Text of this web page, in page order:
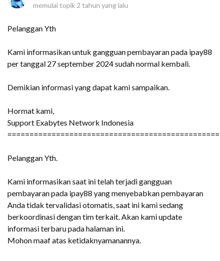
memulai topik 2 tahun yang lalu
Pelanggan Yth
Kami informasikan untuk gangguan pembayaran pada ipay88
per tanggal 27 september 2024 sudah normal kembali.
Demikian informasi yang dapat kami sampaikan.
Hormat kami,
Support Exabytes Network Indonesia
Pelanggan Yth.
Kami informasikan saat ini telah terjadi gangguan
pembayaran pada ipay88 yang menyebabkan pembayaran
Anda tidak tervalidasi otomatis, saat ini kami sedang
berkoordinasi dengan tim terkait. Akan kami update
informasi terbaru pada halaman ini.
Mohon maaf atas ketidaknyamanannya.